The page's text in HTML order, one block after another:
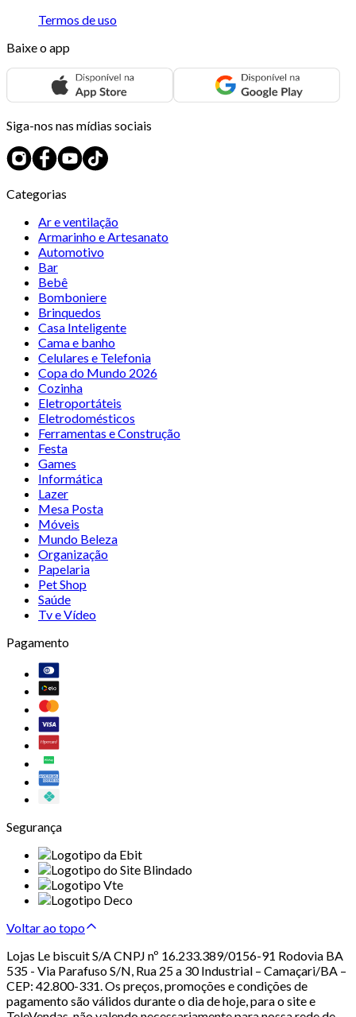
Termos de uso
Baixe o app
Siga-nos nas mídias sociais
Categorias
Ar e ventilação
Armarinho e Artesanato
Automotivo
Bar
Bebê
Bomboniere
Brinquedos
Casa Inteligente
Cama e banho
Celulares e Telefonia
Copa do Mundo 2026
Cozinha
Eletroportáteis
Eletrodomésticos
Ferramentas e Construção
Festa
Games
Informática
Lazer
Mesa Posta
Móveis
Mundo Beleza
Organização
Papelaria
Pet Shop
Saúde
Tv e Vídeo
Pagamento
Segurança
Voltar ao topo
Lojas Le biscuit S/A CNPJ nº 16.233.389/0156-91 Rodovia BA
535 - Via Parafuso S/N, Rua 25 a 30 Industrial – Camaçari/BA –
CEP: 42.800-331. Os preços, promoções e condições de
pagamento são válidos durante o dia de hoje, para o site e